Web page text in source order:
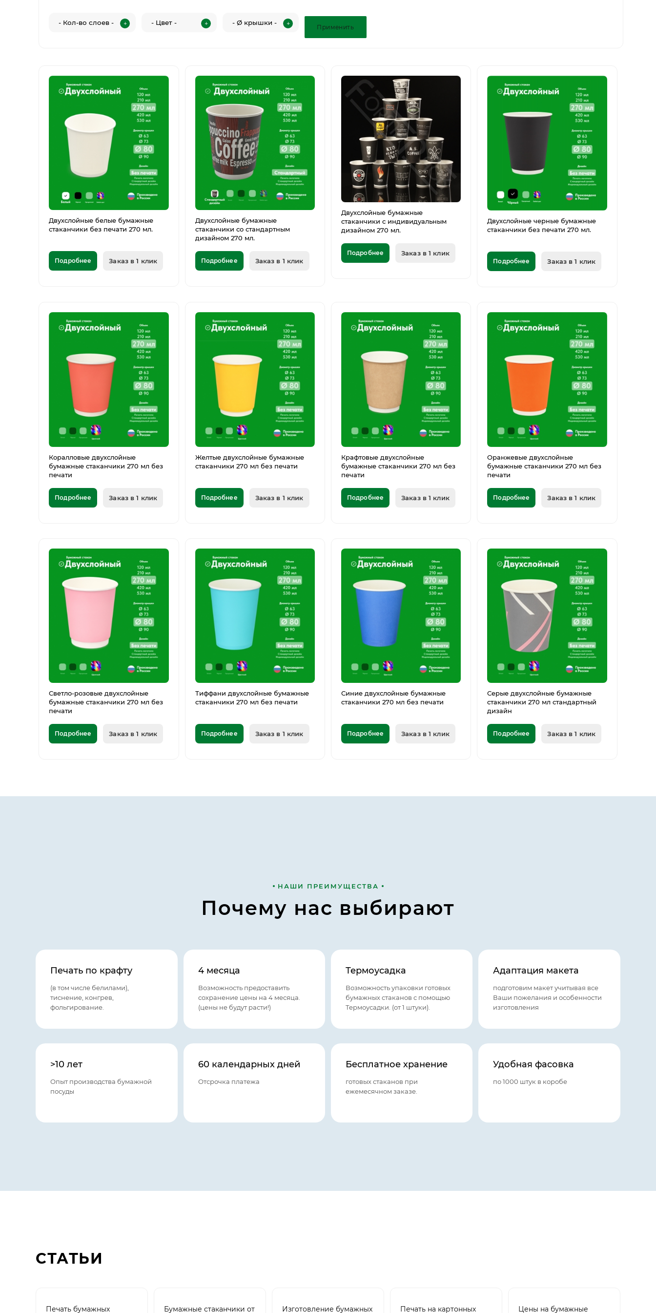
Двухслойные белые бумажные
стаканчики без печати 270 мл.
Подробнее Заказ в 1 клик
Двухслойные бумажные
стаканчики со стандартным
дизайном 270 мл.
Подробнее Заказ в 1 клик
Двухслойные бумажные
стаканчики с индивидуальным
дизайном 270 мл.
Подробнее Заказ в 1 клик
Двухслойные черные бумажные
стаканчики без печати 270 мл.
Подробнее Заказ в 1 клик
Коралловые двухслойные
бумажные стаканчики 270 мл без
печати
Подробнее Заказ в 1 клик
Желтые двухслойные бумажные
стаканчики 270 мл без печати
Подробнее Заказ в 1 клик
Крафтовые двухслойные
бумажные стаканчики 270 мл без
печати
Подробнее Заказ в 1 клик
Оранжевые двухслойные
бумажные стаканчики 270 мл без
печати
Подробнее Заказ в 1 клик
Светло-розовые двухслойные
бумажные стаканчики 270 мл без
печати
Подробнее Заказ в 1 клик
Тиффани двухслойные бумажные
стаканчики 270 мл без печати
Подробнее Заказ в 1 клик
Синие двухслойные бумажные
стаканчики 270 мл без печати
Подробнее Заказ в 1 клик
Серые двухслойные бумажные
стаканчики 270 мл стандартный
дизайн
Подробнее Заказ в 1 клик
НАШИ ПРЕИМУЩЕСТВА
Почему нас выбирают
Печать по крафту
(в том числе белилами),
тиснение, конгрев,
фольгирование.
4 месяца
Возможность предоставить
сохранение цены на 4 месяца.
(цены не будут расти!)
Термоусадка
Возможность упаковки готовых
бумажных стаканов с помощью
Термоусадки. (от 1 штуки).
Адаптация макета
подготовим макет учитывая все
Ваши пожелания и особенности
изготовления
>10 лет
Опыт производства бумажной
посуды
60 календарных дней
Отсрочка платежа
Бесплатное хранение
готовых стаканов при
ежемесячном заказе.
Удобная фасовка
по 1000 штук в коробе
СТАТЬИ
Печать бумажных Бумажные стаканчики от Изготовление бумажных Печать на картонных Цены на бумажные